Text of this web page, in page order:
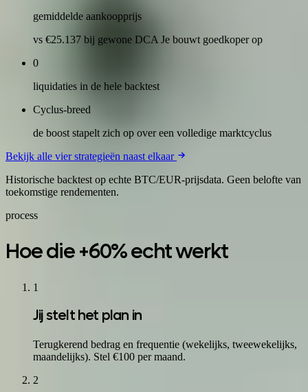
gemiddelde aankoopprijs
vs €25.137 bij gewone DCA Je bouwt goedkoper op
0
liquidaties in de hele backtest
Cyclus-breed
de boost stapelt zich op over een volledige marktcyclus
Bekijk alle vier strategieën naast elkaar
Historische backtest op echte BTC/EUR-prijsdata. Geen belofte van
toekomstige rendementen.
process
Hoe die +60% echt werkt
1
Jij stelt het plan in
Terugkerend bedrag en frequentie (wekelijks, tweewekelijks,
maandelijks). Stel €100 per maand.
2